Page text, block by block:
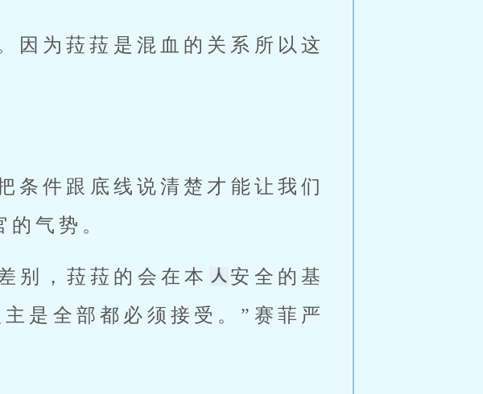
因为菈菈是混血的关系所以这
的气势。
别，菈菈的会在本
安全的基
是全部都必须接受。”赛菲严